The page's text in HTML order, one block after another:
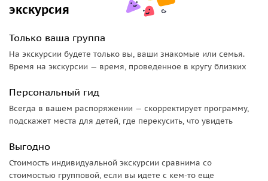
экскурсия
Только ваша группа
На экскурсии будете только вы, ваши знакомые или семья.
Время на экскурсии — время, проведенное в кругу близких
Персональный гид
Всегда в вашем распоряжении — скорректирует программу,
подскажет места для детей, где перекусить, что увидеть
Выгодно
Стоимость индивидуальной экскурсии сравнима со
стоимостью групповой, если вы идете с кем-то еще